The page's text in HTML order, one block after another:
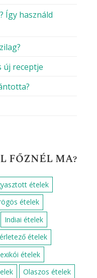
Így használd
új receptje
FŐZNÉL MA?
ételek
ételek
Indiai ételek
ételek
ételek
Olaszos ételek